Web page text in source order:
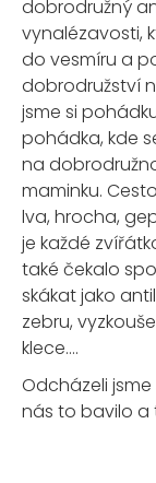
dobrodružný
vynalézavosti,
do vesmíru a
dobrodružství
jsme si
pohádka, kde
na
maminku.
lva, hrocha,
je každé
také čekalo
skákat jako
zebru,
klece….
Odcházeli
nás to bavilo a